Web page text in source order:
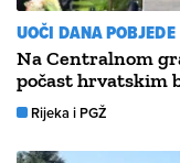
UOČI DANA POBJEDE
Na Centralnom
počast hrvatskim
Rijeka i PGŽ